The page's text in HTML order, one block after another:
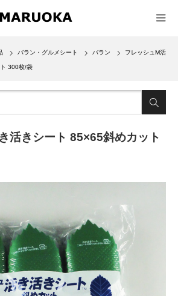
バラン・グルメシート バラン フレッシュM活
300枚/袋
活きシート 85×65斜めカット